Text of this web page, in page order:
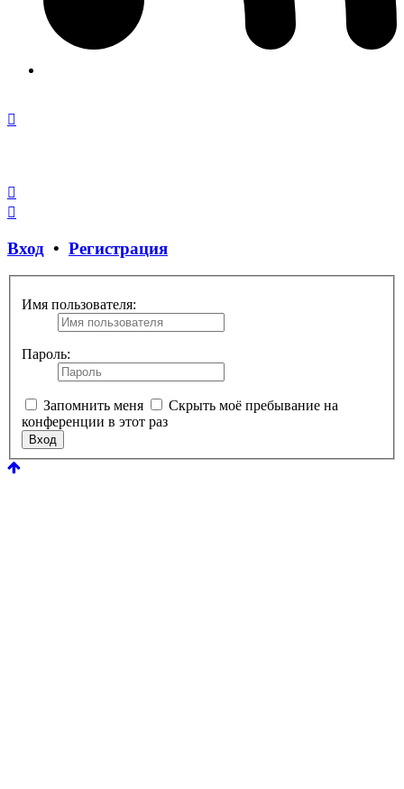
Вход • Регистрация
Имя пользователя:
Пароль:
Запомнить меня
Скрыть моё пребывание на
конференции в этот раз